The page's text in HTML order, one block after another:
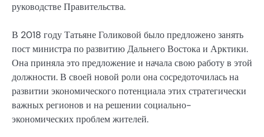
руководстве Правительства.
В 2018 году Татьяне Голиковой было предложено занять
пост министра по развитию Дальнего Востока и Арктики.
Она приняла это предложение и начала свою работу в этой
должности. В своей новой роли она сосредоточилась на
развитии экономического потенциала этих стратегически
важных регионов и на решении социально-
экономических проблем жителей.